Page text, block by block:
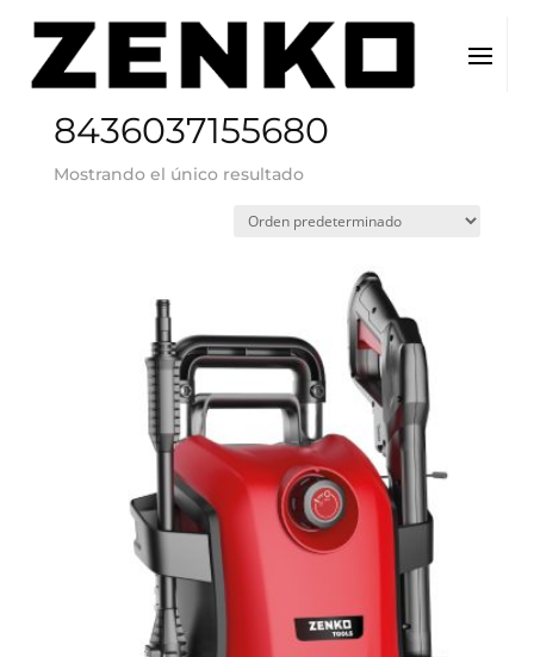
Inicio / EAN del producto / 8436037155680
8436037155680
Mostrando el único resultado